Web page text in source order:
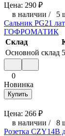
Цена: 290 ₽
в наличии / 5
Сальник PG21
ГОФРОМАТИК
Склад
Основной склад 5
0
Новинка
Купить
Цена: 266 ₽
в наличии / 8
Розетка CZY14B